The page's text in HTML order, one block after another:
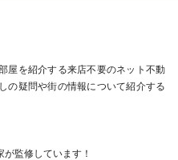
屋を紹介する来店不要のネット不動
の疑問や街の情報について紹介する
が監修しています！